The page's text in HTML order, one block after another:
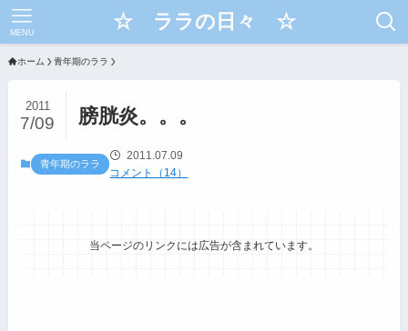
☆ ララの日々 ☆
MENU
ホーム 青年期のララ
膀胱炎。。。
2011
7/09
青年期のララ
2011.07.09
コメント（14）
当ページのリンクには広告が含まれています。